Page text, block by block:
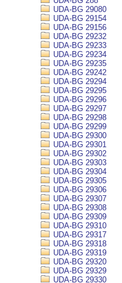
UDA-BG 29080
UDA-BG 29154
UDA-BG 29156
UDA-BG 29232
UDA-BG 29233
UDA-BG 29234
UDA-BG 29235
UDA-BG 29242
UDA-BG 29294
UDA-BG 29295
UDA-BG 29296
UDA-BG 29297
UDA-BG 29298
UDA-BG 29299
UDA-BG 29300
UDA-BG 29301
UDA-BG 29302
UDA-BG 29303
UDA-BG 29304
UDA-BG 29305
UDA-BG 29306
UDA-BG 29307
UDA-BG 29308
UDA-BG 29309
UDA-BG 29310
UDA-BG 29317
UDA-BG 29318
UDA-BG 29319
UDA-BG 29320
UDA-BG 29329
UDA-BG 29330